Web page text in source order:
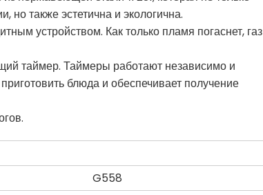
но также эстетична и экологична.
устройством. Как только пламя погаснет, газ
таймер. Таймеры работают независимо и
блюда и обеспечивает получение
G558